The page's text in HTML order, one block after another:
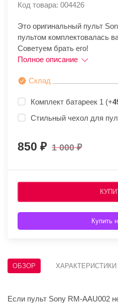
Код товара: 004426
Это оригинальный пульт
пультом комплектовалась
Советуем брать его!
Полное описание
Склад
Комплект батареек 1 (+
Стильный чехол для
850 1 000
Купить
ОБЗОР ХАРАКТЕРИСТИКИ
Если пульт Sony RM-AAU002